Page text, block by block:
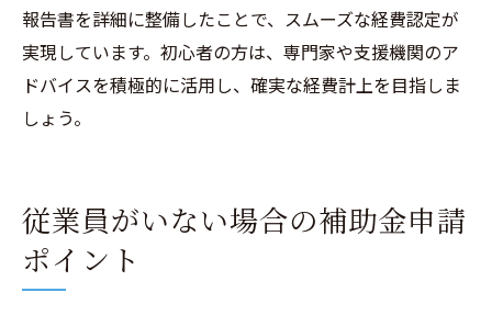
報告書を詳細に整備したことで、スムーズな経費認定が
実現しています。初心者の方は、専門家や支援機関のア
ドバイスを積極的に活用し、確実な経費計上を目指しま
しょう。
従業員がいない場合の補助金申請
ポイント